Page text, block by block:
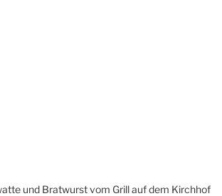
und Bratwurst vom Grill auf dem Kirchhof